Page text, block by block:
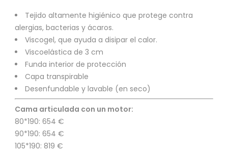
Tejido altamente higiénico que protege contra
alergias, bacterias y ácaros.
Viscogel, que ayuda a disipar el calor.
Viscoelástica de 3 cm
Funda interior de protección
Capa transpirable
Desenfundable y lavable (en seco)
Cama articulada con un motor:
80*190: 654 €
90*190: 654 €
105*190: 819 €